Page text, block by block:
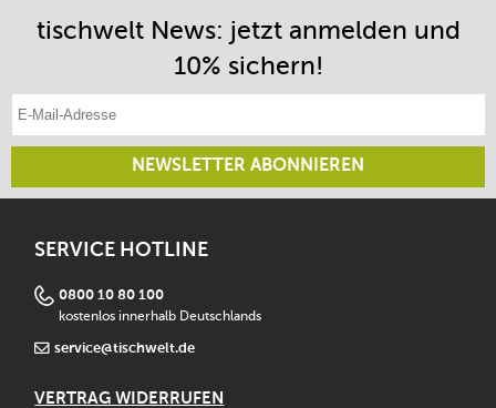
tischwelt News: jetzt anmelden und
10% sichern!
NEWSLETTER ABONNIEREN
SERVICE HOTLINE
0800 10 80 100
kostenlos innerhalb Deutschlands
service@tischwelt.de
VERTRAG WIDERRUFEN